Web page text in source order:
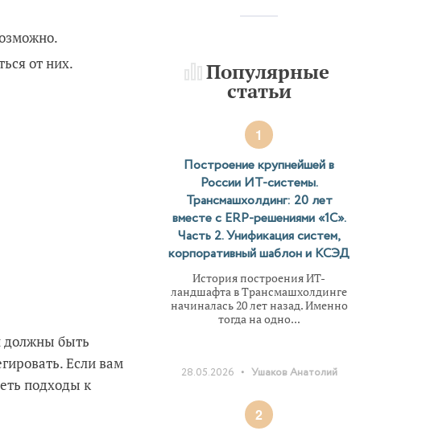
от них.
должны быть
Если вам
подходы к
Популярные
статьи
1
Построение крупнейшей в
России ИТ-системы.
Трансмашхолдинг: 20 лет
вместе с ERP-решениями «1С».
Часть 2. Унификация систем,
корпоративный шаблон и КСЭД
История построения ИТ-
ландшафта в Трансмашхолдинге
начиналась 20 лет назад. Именно
тогда на одно...
28.05.2026 • Ушаков Анатолий
2